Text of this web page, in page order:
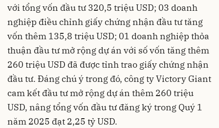
với tổng vốn đầu tư 320,5 triệu USD; 03 doanh
nghiệp điều chỉnh giấy chứng nhận đầu tư tăng
vốn thêm 135,8 triệu USD; 01 doanh nghiệp thỏa
thuận đầu tư mở rộng dự án với số vốn tăng thêm
260 triệu USD đã được tỉnh trao giấy chứng nhận
đầu tư. Đáng chú ý trong đó, công ty Victory Giant
cam kết đầu tư mở rộng dự án thêm 260 triệu
USD, nâng tổng vốn đầu tư đăng ký trong Quý 1
năm 2025 đạt 2,25 tỷ USD.